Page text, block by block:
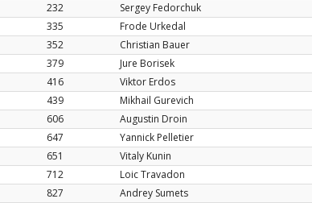
232
Sergey Fedorchuk
335
Frode Urkedal
352
Christian Bauer
379
Jure Borisek
416
Viktor Erdos
439
Mikhail Gurevich
606
Augustin Droin
647
Yannick Pelletier
651
Vitaly Kunin
712
Loic Travadon
827
Andrey Sumets